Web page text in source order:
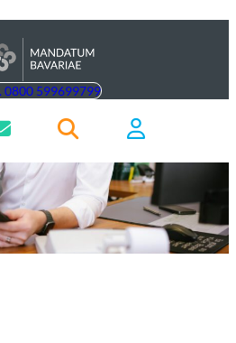
0800 599699799